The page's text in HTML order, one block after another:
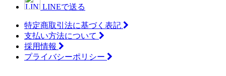
LINEで送る
特定商取引法に基づく表記
支払い方法について
採用情報
プライバシーポリシー